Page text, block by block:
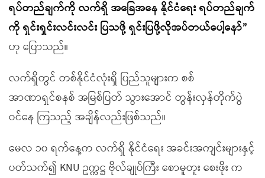
ရပ်တည်ချက်ကို လက်ရှိ အခြေအနေ နိုင်ငံရေး ရပ်တည်ချက်
ကို ရှင်းရှင်းလင်းလင်း ပြသဖို့ ရှင်းပြဖို့လိုအပ်တယ်ပေါ့နော်”
ဟု ပြောသည်။
လက်ရှိတွင် တစ်နိုင်ငံလုံးရှိ ပြည်သူများက စစ်
အာဏာရှင်စနစ် အမြစ်ပြတ် သွားအောင် တွန်းလှန်တိုက်ပွဲ
ဝင်နေ ကြသည့် အချိန်လည်းဖြစ်သည်။
မေလ ၁၀ ရက်နေ့က လက်ရှိ နိုင်ငံရေး အခင်းအကျင်းများနှင့်
ပတ်သက်၍ KNU ဥက္ကဋ္ဌ ဗိုလ်ချုပ်ကြီး စောမူတူး စေးဖိုး က